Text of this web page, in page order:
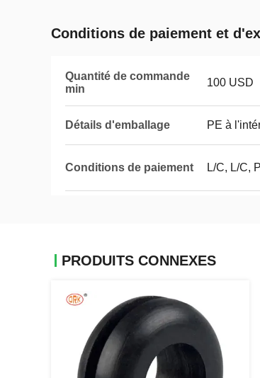
Conditions de paiement et
Quantité de commande
min
100 USD
Détails d'emballage PE à
Conditions de paiement L/C, L/C,
PRODUITS CONNEXES